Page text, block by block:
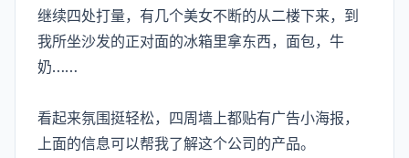
继续四处打量，有几个美女不断的从二楼下来，到
我所坐沙发的正对面的冰箱里拿东西，面包，牛
奶……
看起来氛围挺轻松，四周墙上都贴有广告小海报，
上面的信息可以帮我了解这个公司的产品。